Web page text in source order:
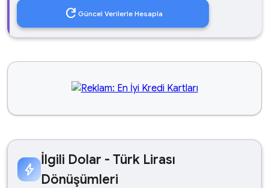
refresh Güncel Verilerle Hesapla
bolt
İlgili Dolar - Türk Lirası
Dönüşümleri